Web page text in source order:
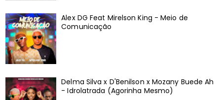
Alex DG Feat Mirelson King - Meio de
Comunicação
Delma Silva x D'Benilson x Mozany Buede Ah
- Idrolatrada (Agorinha Mesmo)